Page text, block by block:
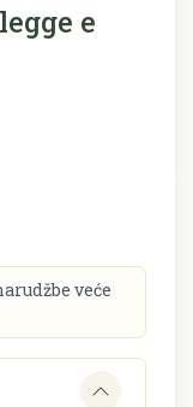
e
veće